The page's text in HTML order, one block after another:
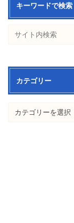
キーワードで検索
カテゴリー